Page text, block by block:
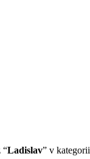
“Ladislav” v kategorii